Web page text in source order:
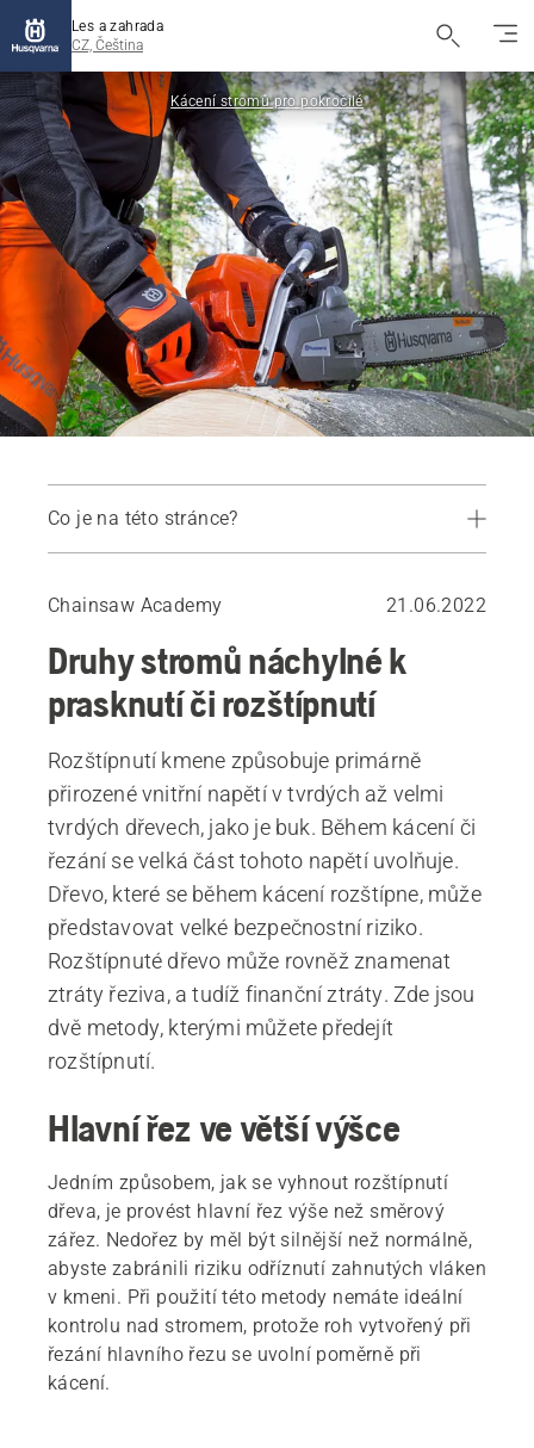
Les a zahrada
CZ, Čeština
Kácení stromů pro pokročilé
Co je na této stránce?
Kořenové náběhy a „uši“
Zápich ve směrovém zářezu
Chainsaw Academy 21.06.2022
Druhy stromů náchylné k
prasknutí či rozštípnutí
Rozštípnutí kmene způsobuje primárně
přirozené vnitřní napětí v tvrdých až velmi
tvrdých dřevech, jako je buk. Během kácení či
řezání se velká část tohoto napětí uvolňuje.
Dřevo, které se během kácení rozštípne, může
představovat velké bezpečnostní riziko.
Rozštípnuté dřevo může rovněž znamenat
ztráty řeziva, a tudíž finanční ztráty. Zde jsou
dvě metody, kterými můžete předejít
rozštípnutí.
Hlavní řez ve větší výšce
Jedním způsobem, jak se vyhnout rozštípnutí
dřeva, je provést hlavní řez výše než směrový
zářez. Nedořez by měl být silnější než normálně,
abyste zabránili riziku odříznutí zahnutých vláken
v kmeni. Při použití této metody nemáte ideální
kontrolu nad stromem, protože roh vytvořený při
řezání hlavního řezu se uvolní poměrně při
kácení.